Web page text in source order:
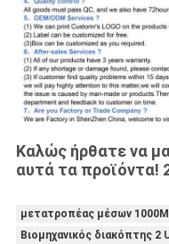
Καλώς ήρθατε να
αυτά τα προϊόντα!
μετατροπέας μέσων
Βιομηχανικός διακόπτης 2